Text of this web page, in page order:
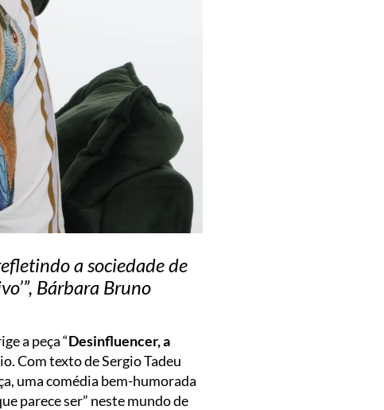
a sociedade de
Bárbara Bruno
a peça “Desinfluencer, a
Com texto de Sergio Tadeu
uma comédia bem-humorada
parece ser” neste mundo de